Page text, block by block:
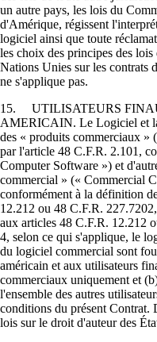
un autre pays, les lois du
d'Amérique, régissent
logiciel ainsi que toute
les choix des principes des
Nations Unies sur les contrats
ne s'applique pas.
15. UTILISATEURS
AMERICAIN. Le Logiciel et
des « produits commerciaux »
par l'article 48 C.F.R. 2.101,
Computer Software ») et
commercial » (« Commercial
conformément à la définition
12.212 ou 48 C.F.R.
aux articles 48 C.F.R. 12.212
4, selon ce qui s'applique, le
du logiciel commercial sont
américain et aux utilisateurs
commerciaux uniquement et
l'ensemble des autres
conditions du présent Contrat.
lois sur le droit d'auteur des